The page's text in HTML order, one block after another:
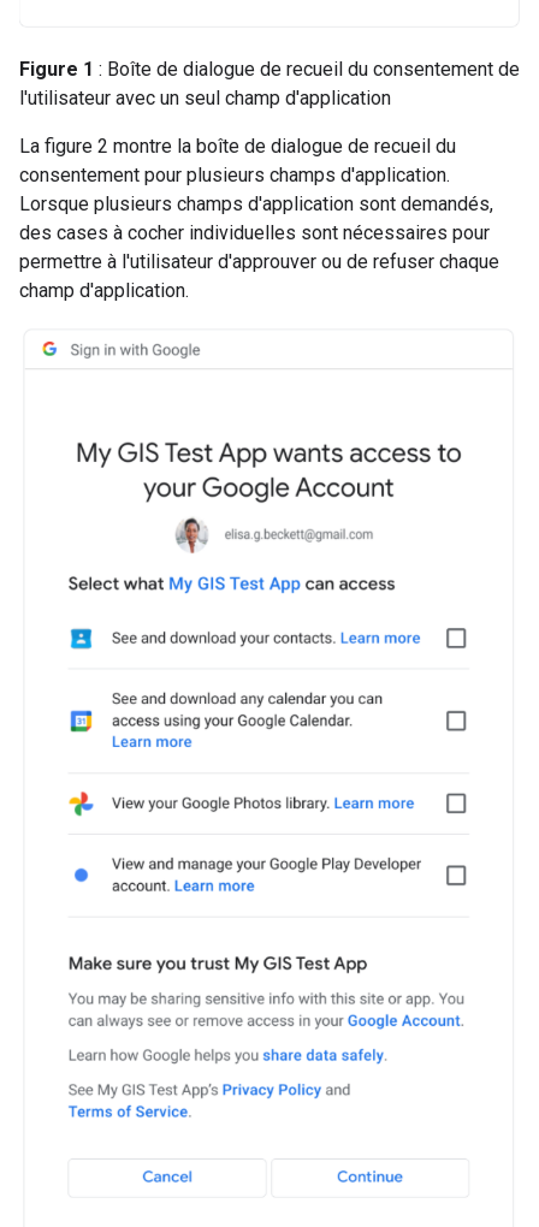
Figure 1 : Boîte de dialogue de recueil du consentement de
l'utilisateur avec un seul champ d'application
La figure 2 montre la boîte de dialogue de recueil du
consentement pour plusieurs champs d'application.
Lorsque plusieurs champs d'application sont demandés,
des cases à cocher individuelles sont nécessaires pour
permettre à l'utilisateur d'approuver ou de refuser chaque
champ d'application.